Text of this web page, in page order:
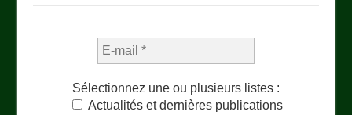
Sélectionnez une ou plusieurs listes :
Actualités et dernières publications